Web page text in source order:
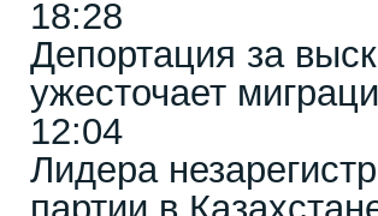
18:28
Депортация за
ужесточает
12:04
Лидера